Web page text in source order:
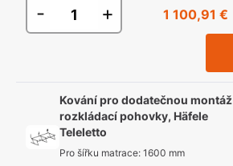
- + 1 100,91 €
Kování pro dodatečnou montáž
rozkládací pohovky, Häfele
Teleletto
Pro šířku matrace: 1600 mm